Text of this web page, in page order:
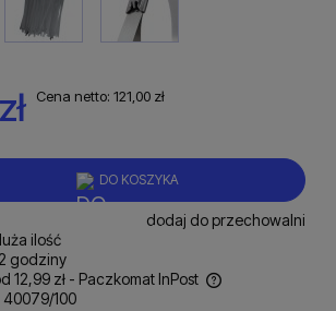
Cena netto: 121,00 zł
DO KOSZYKA
dodaj do przechowalni
ilość
godziny
12,99 zł - Paczkomat InPost
ewentualnych kosztów płatności
40079/100